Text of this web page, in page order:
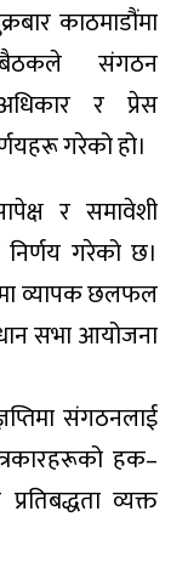
काठमाडौंमा
बैठकले संगठन
र प्रेस
गरेको हो।
र समावेशी
गरेको छ।
व्यापक छलफल
सभा आयोजना
संगठनलाई
हक–
व्यक्त